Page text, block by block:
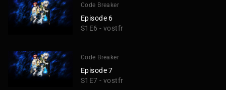
Code Breaker
Episode 6
S1E6 - vostfr
Code Breaker
Episode 7
S1E7 - vostfr